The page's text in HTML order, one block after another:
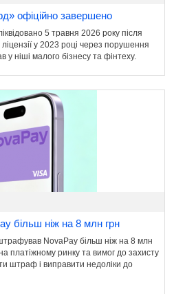
офіційно завершено
5 травня 2026 року після
у 2023 році через порушення
у ніші малого бізнесу та фінтеху.
більш ніж на 8 млн грн
NovaPay більш ніж на 8 млн
платіжному ринку та вимог до захисту
штраф і виправити недоліки до